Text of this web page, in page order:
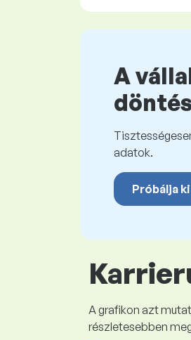
A
adatok.
Próbálja
A grafikon azt
részletesebben